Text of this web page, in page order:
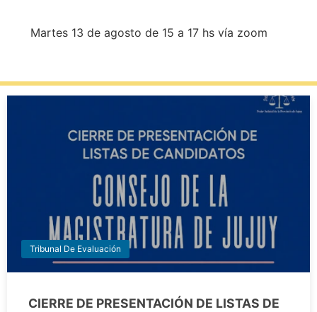
Martes 13 de agosto de 15 a 17 hs vía zoom
Tribunal De Evaluación
CIERRE DE PRESENTACIÓN DE LISTAS DE